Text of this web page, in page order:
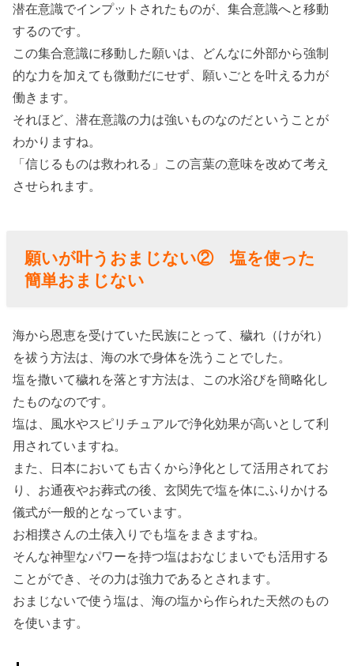
潜在意識でインプットされたものが、集合意識へと移動
するのです。
この集合意識に移動した願いは、どんなに外部から強制
的な力を加えても微動だにせず、願いごとを叶える力が
働きます。
それほど、潜在意識の力は強いものなのだということが
わかりますね。
「信じるものは救われる」この言葉の意味を改めて考え
させられます。
願いが叶うおまじない② 塩を使った
簡単おまじない
海から恩恵を受けていた民族にとって、穢れ（けがれ）
を祓う方法は、海の水で身体を洗うことでした。
塩を撒いて穢れを落とす方法は、この水浴びを簡略化し
たものなのです。
塩は、風水やスピリチュアルで浄化効果が高いとして利
用されていますね。
また、日本においても古くから浄化として活用されてお
り、お通夜やお葬式の後、玄関先で塩を体にふりかける
儀式が一般的となっています。
お相撲さんの土俵入りでも塩をまきますね。
そんな神聖なパワーを持つ塩はおなじまいでも活用する
ことができ、その力は強力であるとされます。
おまじないで使う塩は、海の塩から作られた天然のもの
を使います。